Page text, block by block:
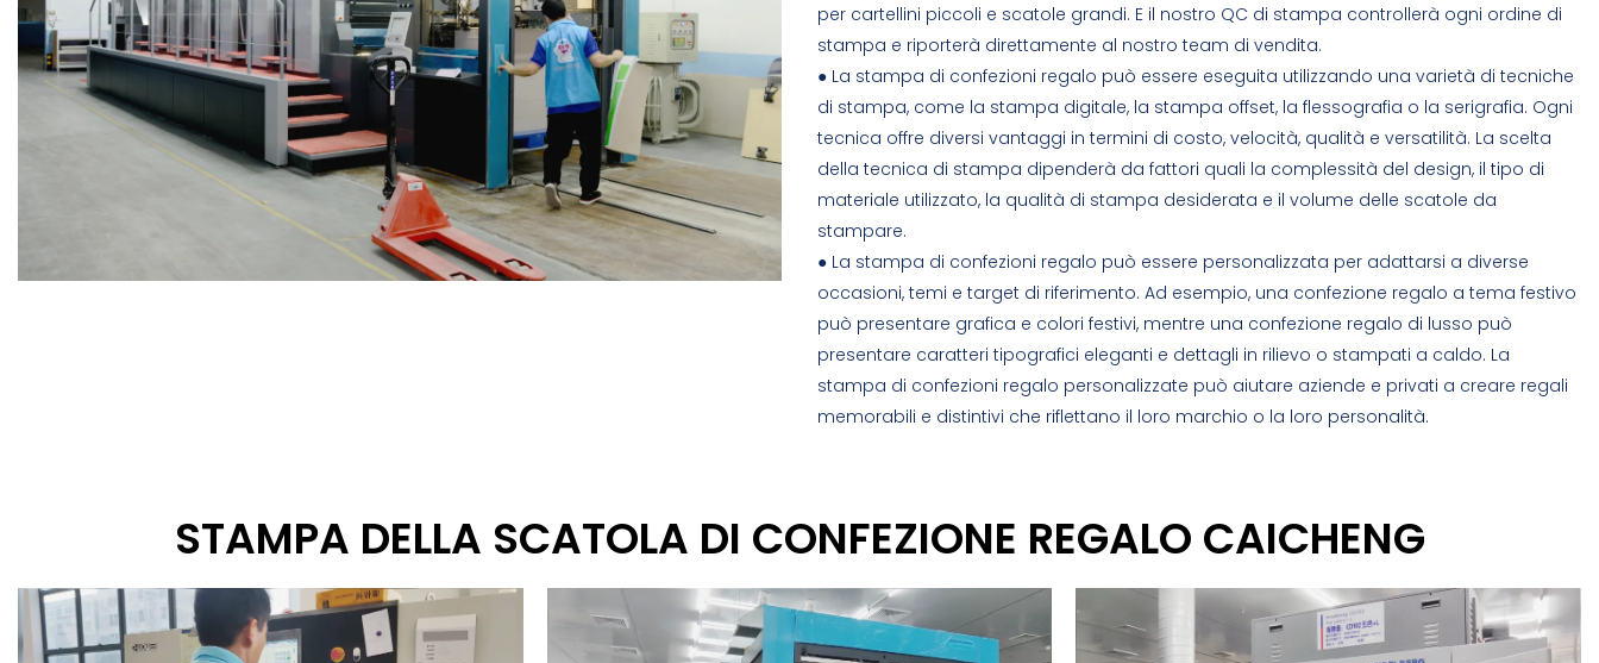
per cartellini piccoli e scatole grandi. E il nostro QC di stampa controllerà ogni ordine di
stampa e riporterà direttamente al nostro team di vendita.
● La stampa di confezioni regalo può essere eseguita utilizzando una varietà di tecniche
di stampa, come la stampa digitale, la stampa offset, la flessografia o la serigrafia. Ogni
tecnica offre diversi vantaggi in termini di costo, velocità, qualità e versatilità. La scelta
della tecnica di stampa dipenderà da fattori quali la complessità del design, il tipo di
materiale utilizzato, la qualità di stampa desiderata e il volume delle scatole da
stampare.
● La stampa di confezioni regalo può essere personalizzata per adattarsi a diverse
occasioni, temi e target di riferimento. Ad esempio, una confezione regalo a tema festivo
può presentare grafica e colori festivi, mentre una confezione regalo di lusso può
presentare caratteri tipografici eleganti e dettagli in rilievo o stampati a caldo. La
stampa di confezioni regalo personalizzate può aiutare aziende e privati ​​a creare regali
memorabili e distintivi che riflettano il loro marchio o la loro personalità.
STAMPA DELLA SCATOLA DI CONFEZIONE REGALO CAICHENG